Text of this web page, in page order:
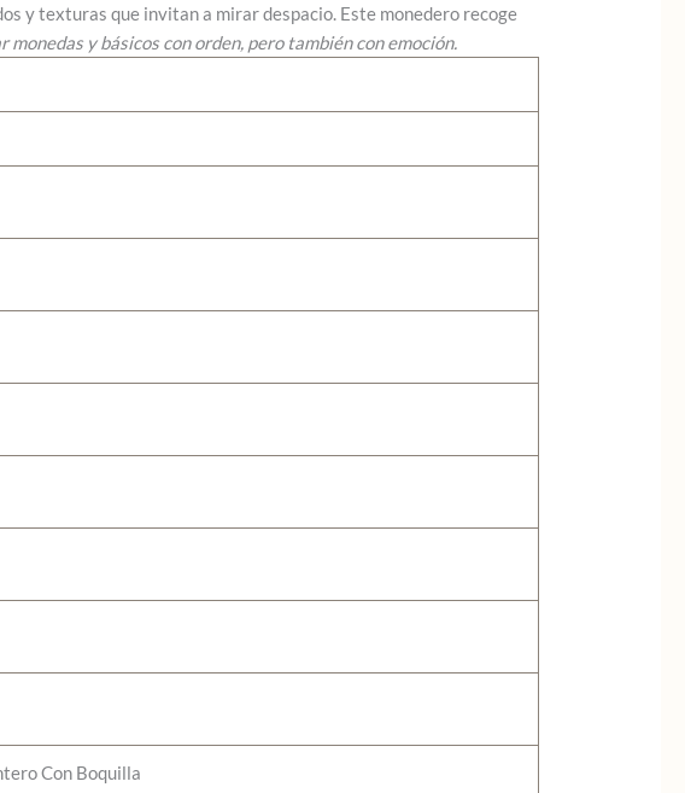
y texturas que invitan a mirar despacio. Este monedero recoge
monedas y básicos con orden, pero también con emoción.
Con Boquilla